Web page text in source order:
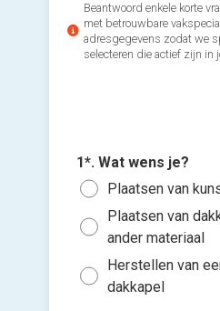
Beantwoord enkele korte
met betrouwbare
adresgegevens zodat we
selecteren die actief zijn in
1*. Wat wens je?
Plaatsen van
Plaatsen van
ander materiaal
Herstellen van
dakkapel